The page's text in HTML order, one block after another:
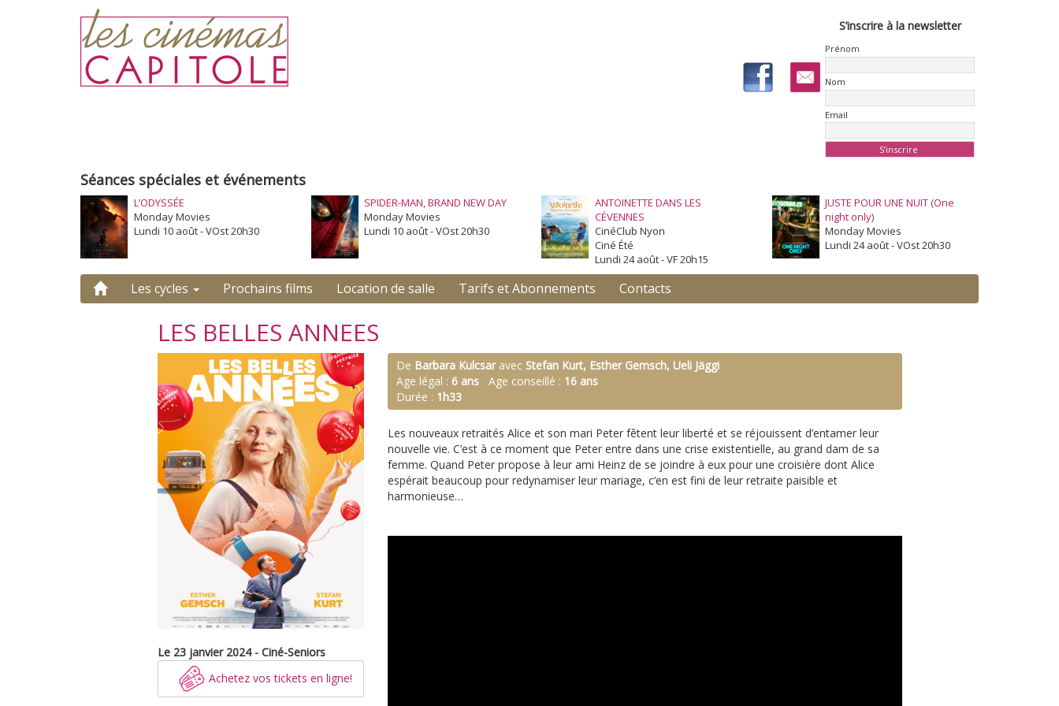
S’inscrire à la newsletter
Prénom
Nom
Email
Séances spéciales et événements
L’ODYSSÉE
Monday Movies
Lundi 10 août - VOst 20h30
SPIDER-MAN, BRAND NEW DAY
Monday Movies
Lundi 10 août - VOst 20h30
ANTOINETTE DANS LES
CÉVENNES
CinéClub Nyon
Ciné Été
Lundi 24 août - VF 20h15
JUSTE POUR UNE NUIT (One
night only)
Monday Movies
Lundi 24 août - VOst 20h30
Les cycles Prochains films Location de salle Tarifs et Abonnements Contacts
LES BELLES ANNEES
Le 23 janvier 2024 - Ciné-Seniors
Achetez vos tickets en ligne!
De Barbara Kulcsaravec Stefan Kurt, Esther Gemsch, Ueli Jäggi
Age légal : 6 ans Age conseillé : 16 ans
Durée : 1h33
Les nouveaux retraités Alice et son mari Peter fêtent leur liberté et se réjouissent d’entamer leur
nouvelle vie. C’est à ce moment que Peter entre dans une crise existentielle, au grand dam de sa
femme. Quand Peter propose à leur ami Heinz de se joindre à eux pour une croisière dont Alice
espérait beaucoup pour redynamiser leur mariage, c’en est fini de leur retraite paisible et
harmonieuse…